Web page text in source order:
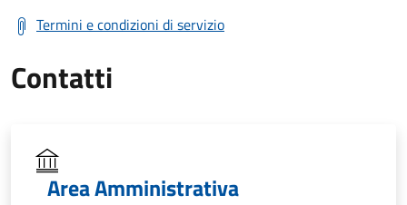
Termini e condizioni di servizio
Contatti
Area Amministrativa